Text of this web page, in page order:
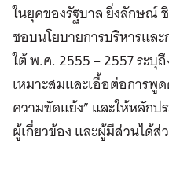
ในยุคของรัฐบาล ยิ่งลักษณ์
ชอบนโยบายการบริหารแ
ใต้ พ.ศ. 2555 – 2557 ระบุ
เหมาะสมและเอื้อต่อการพู
ความขัดแย้ง” และให้หลักป
ผู้เกี่ยวข้อง และผู้มีส่วนได้